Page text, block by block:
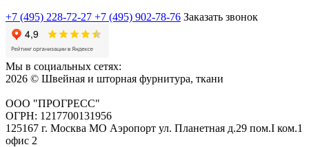
+7 (495) 228-72-27 +7 (495) 902-78-76 Заказать звонок
Мы в социальных сетях:
2026 © Швейная и шторная фурнитура, ткани
ООО "ПРОГРЕСС"
ОГРН: 1217700131956
125167 г. Москва МО Аэропорт ул. Планетная д.29 пом.I ком.1
офис 2